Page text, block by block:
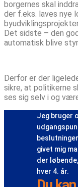
borgernes skal
der f.eks. laves nye
Det sidste – den
automatisk blive
Derfor er der
sikre, at politikerne
ses sig selv i og
Jeg bruger
givet mig
der
hver 4. år.